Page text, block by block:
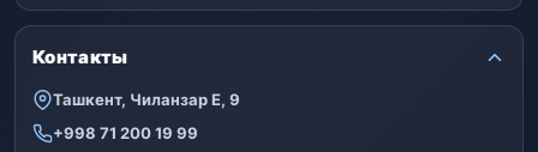
Контакты
Ташкент, Чиланзар Е, 9
+998 71 200 19 99